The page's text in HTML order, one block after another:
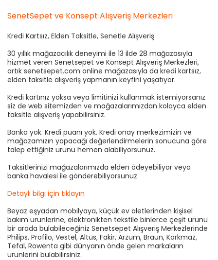
SenetSepet ve Konsept Alışveriş Merkezleri
Kredi Kartsız, Elden Taksitle, Senetle Alışveriş
30 yıllık mağazacılık deneyimi ile 13 ilde 28 mağazasıyla
hizmet veren Senetsepet ve Konsept Alışveriş Merkezleri,
artık senetsepet.com online mağazasıyla da kredi kartsız,
elden taksitle alışveriş yapmanın keyfini yaşatıyor.
Kredi kartınız yoksa veya limitinizi kullanmak istemiyorsanız
siz de web sitemizden ve mağazalarımızdan kolayca elden
taksitle alışveriş yapabilirsiniz.
Banka yok. Kredi puanı yok. Kredi onay merkezimizin ve
mağazamızın yapacağı değerlendirmelerin sonucuna göre
talep ettiğiniz ürünü hemen alabiliyorsunuz.
Taksitlerinizi mağazalarımızda elden ödeyebiliyor veya
banka havalesi ile gönderebiliyorsunuz
Detaylı bilgi için tıklayın
Beyaz eşyadan mobilyaya, küçük ev aletlerinden kişisel
bakım ürünlerine, elektronikten tekstile binlerce çeşit ürünü
bir arada bulabileceğiniz Senetsepet Alışveriş Merkezlerinde
Philips, Profilo, Vestel, Altus, Fakir, Arzum, Braun, Korkmaz,
Tefal, Rowenta gibi dünyanın önde gelen markaların
ürünlerini bulabilirsiniz.